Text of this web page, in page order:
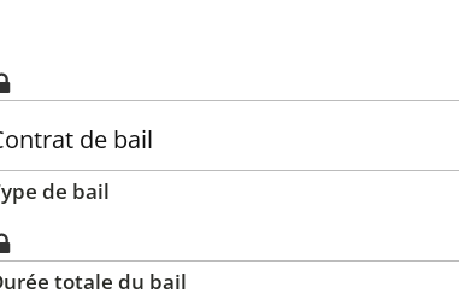
de bail
de bail
totale du bail